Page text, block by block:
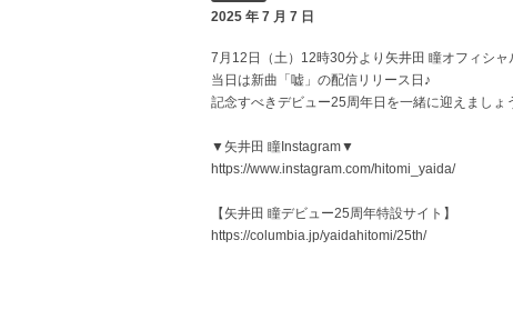
2025 年 7 月 7 日
7月12日（土）12時30分より矢井田 瞳オフィシャ
当日は新曲「嘘」の配信リリース日♪
記念すべきデビュー25周年日を一緒に迎えましょ
▼矢井田 瞳Instagram▼
https://www.instagram.com/hitomi_yaida/
【矢井田 瞳デビュー25周年特設サイト】
https://columbia.jp/yaidahitomi/25th/